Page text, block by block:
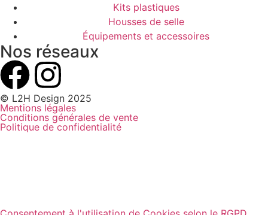
Kits plastiques
Housses de selle
Équipements et accessoires
Nos réseaux
© L2H Design 2025
Mentions légales
Conditions générales de vente
Politique de confidentialité